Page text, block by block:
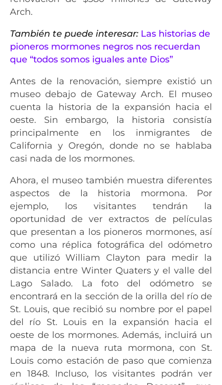
Arch.
También te puede interesar: Las historias de
pioneros mormones negros nos recuerdan
que “todos somos iguales ante Dios”
Antes de la renovación, siempre existió un
museo debajo de Gateway Arch. El museo
cuenta la historia de la expansión hacia el
oeste. Sin embargo, la historia consistía
principalmente en los inmigrantes de
California y Oregón, donde no se hablaba
casi nada de los mormones.
Ahora, el museo también muestra diferentes
aspectos de la historia mormona. Por
ejemplo, los visitantes tendrán la
oportunidad de ver extractos de películas
que presentan a los pioneros mormones, así
como una réplica fotográfica del odómetro
que utilizó William Clayton para medir la
distancia entre Winter Quaters y el valle del
Lago Salado. La foto del odómetro se
encontrará en la sección de la orilla del río de
St. Louis, que recibió su nombre por el papel
del río St. Louis en la expansión hacia el
oeste de los mormones. Además, incluirá un
mapa de la nueva ruta mormona, con St.
Louis como estación de paso que comienza
en 1848. Incluso, los visitantes podrán ver